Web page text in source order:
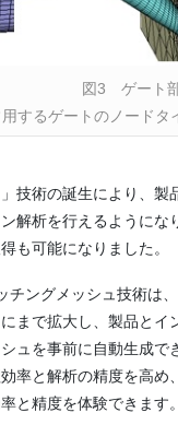
図3 ゲート
するゲートのノードタ
」技術の誕生により、
解析を行えるように
も可能になりました。
チングメッシュ技術は
まで拡大し、製品と
ュを事前に自動生成
率と解析の精度を高
と精度を体験できます。